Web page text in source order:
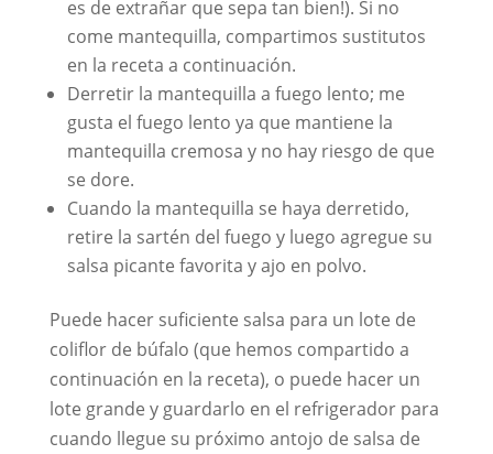
es de extrañar que sepa tan bien!). Si no
come mantequilla, compartimos sustitutos
en la receta a continuación.
Derretir la mantequilla a fuego lento; me
gusta el fuego lento ya que mantiene la
mantequilla cremosa y no hay riesgo de que
se dore.
Cuando la mantequilla se haya derretido,
retire la sartén del fuego y luego agregue su
salsa picante favorita y ajo en polvo.
Puede hacer suficiente salsa para un lote de
coliflor de búfalo (que hemos compartido a
continuación en la receta), o puede hacer un
lote grande y guardarlo en el refrigerador para
cuando llegue su próximo antojo de salsa de